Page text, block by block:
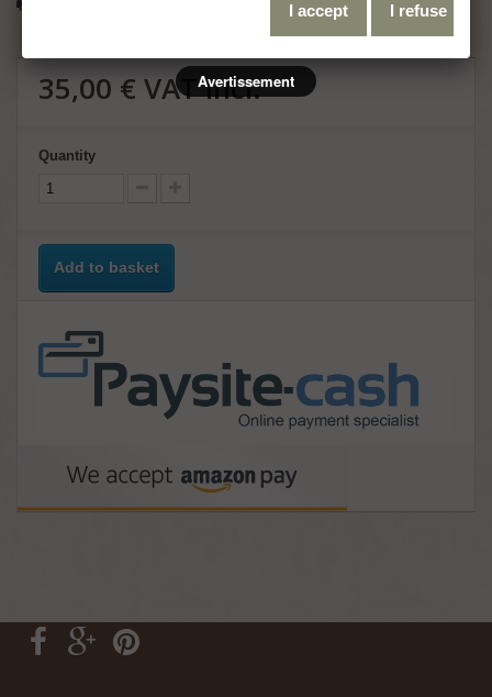
35,00 €VAT incl.
Quantity
Add to basket
I accept I refuse
Avertissement